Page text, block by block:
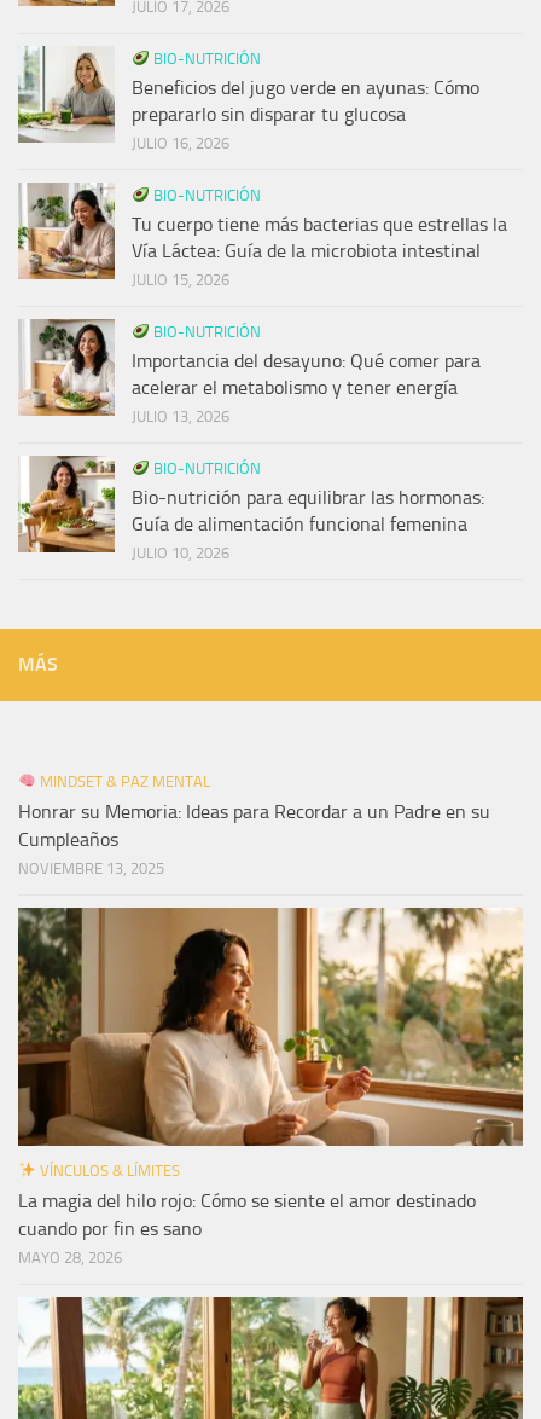
JULIO 17, 2026
BIO-NUTRICIÓN
Beneficios del jugo verde en ayunas: Cómo
prepararlo sin disparar tu glucosa
JULIO 16, 2026
BIO-NUTRICIÓN
Tu cuerpo tiene más bacterias que estrellas la
Vía Láctea: Guía de la microbiota intestinal
JULIO 15, 2026
BIO-NUTRICIÓN
Importancia del desayuno: Qué comer para
acelerar el metabolismo y tener energía
JULIO 13, 2026
BIO-NUTRICIÓN
Bio-nutrición para equilibrar las hormonas:
Guía de alimentación funcional femenina
JULIO 10, 2026
MÁS
MINDSET & PAZ MENTAL
Honrar su Memoria: Ideas para Recordar a un Padre en su
Cumpleaños
NOVIEMBRE 13, 2025
VÍNCULOS & LÍMITES
La magia del hilo rojo: Cómo se siente el amor destinado
cuando por fin es sano
MAYO 28, 2026